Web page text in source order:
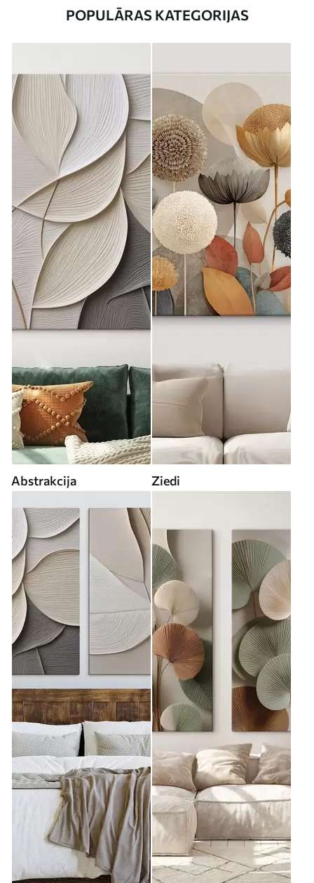
POPULĀRAS KATEGORIJAS
Abstrakcija Ziedi